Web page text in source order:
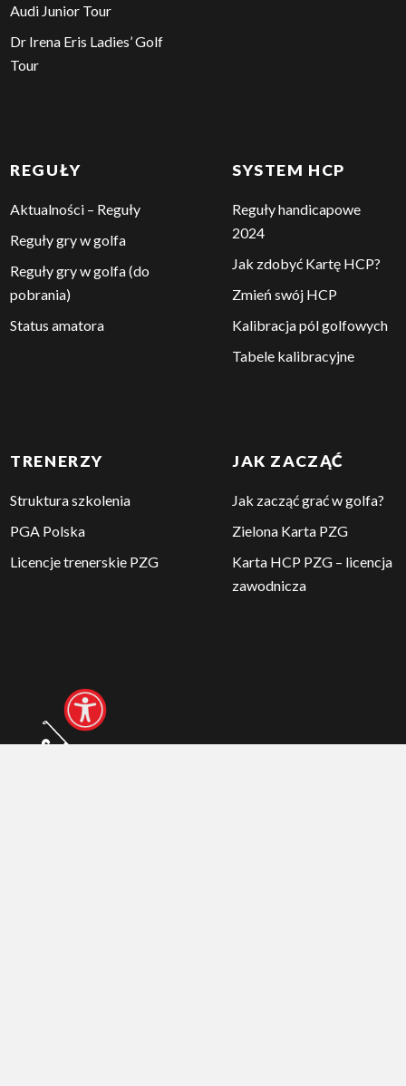
Audi Junior Tour
Dr Irena Eris Ladies’ Golf
Tour
REGUŁY
Aktualności – Reguły
Reguły gry w golfa
Reguły gry w golfa (do
pobrania)
Status amatora
SYSTEM HCP
Reguły handicapowe
2024
Jak zdobyć Kartę HCP?
Zmień swój HCP
Kalibracja pól golfowych
Tabele kalibracyjne
TRENERZY
Struktura szkolenia
PGA Polska
Licencje trenerskie PZG
JAK ZACZĄĆ
Jak zacząć grać w golfa?
Zielona Karta PZG
Karta HCP PZG – licencja
zawodnicza